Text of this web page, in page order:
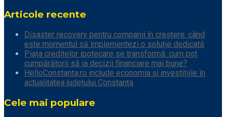
Articole recente
Disaster recovery pentru companii în creștere: când
este momentul să implementezi o soluție dedicată
Piața creditelor ipotecare se transformă: cum pot
cumpărătorii să ia decizii financiare mai bune?
HelloConstanta.ro include economia și investițiile în
actualitatea județului Constanța
Cele mai populare